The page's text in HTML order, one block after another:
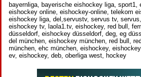
bayernliga, bayerische eishockey liga, sport1,
eishockey online, eishockey-online, telekom
eishockey liga, del,servustv, servus tv,
eishockey tv, laola1.tv, eishockey, red bull,
düsseldorf, eishockey düsseldorf, deg, eg
del münchen, eishockey münchen, red bull,
münchen, ehc münchen, eishockey,
ev, eishockey, deb, oberliga west, hockey